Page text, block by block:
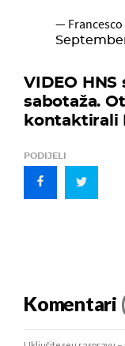
—
VIDEO
sabotaža.
kontaktirali
PODIJELI
Komentari